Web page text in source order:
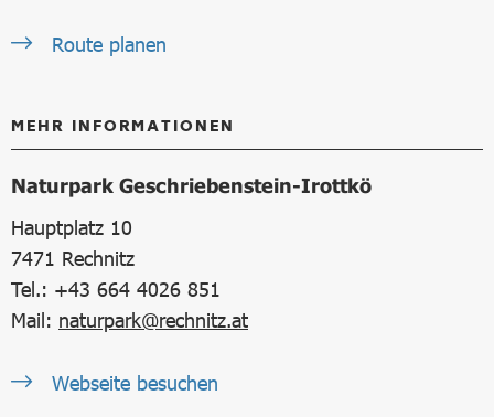
Route planen
MEHR INFORMATIONEN
Naturpark Geschriebenstein-Irottkö
Hauptplatz 10
7471 Rechnitz
Tel.: +43 664 4026 851
Mail: naturpark@rechnitz.at
Webseite besuchen